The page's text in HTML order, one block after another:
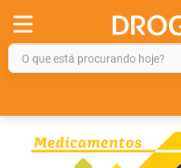
O que está procurando hoje?
gelmax